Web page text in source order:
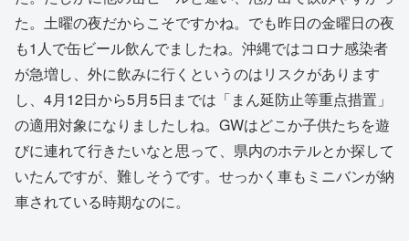
た。土曜の夜だからこそですかね。でも昨日の金曜日の夜
も1人で缶ビール飲んでましたね。沖縄ではコロナ感染者
が急増し、外に飲みに行くというのはリスクがあります
し、4月12日から5月5日までは「まん延防止等重点措置」
の適用対象になりましたしね。GWはどこか子供たちを遊
びに連れて行きたいなと思って、県内のホテルとか探して
いたんですが、難しそうです。せっかく車もミニバンが納
車されている時期なのに。